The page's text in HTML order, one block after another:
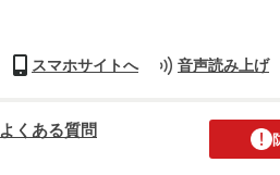
スマホサイトへ 音声読み上げ
よくある質問